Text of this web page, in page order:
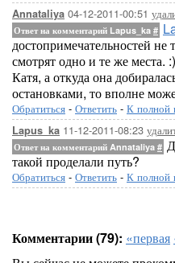
Annataliya 04-12-2011-00:51
Ответ на комментарий Lapus_ka #
достопримечательностей не
смотрят одно и те же места. :)
Катя, а откуда она
остановками, то вполне
Обратиться - Ответить - К полной
Lapus_ka 11-12-2011-08:23
Ответ на комментарий Annataliya #
такой проделали путь?
Обратиться - Ответить - К полной
Комментарии (79): «первая